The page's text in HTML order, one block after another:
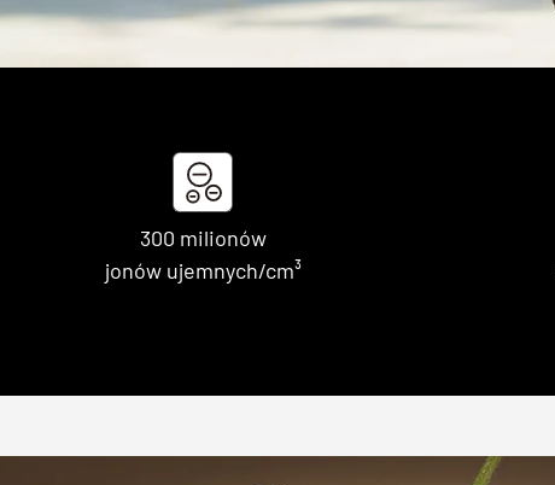
300 milionów
jonów ujemnych/cm³